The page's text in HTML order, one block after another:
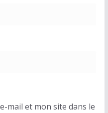
mail et mon site dans le